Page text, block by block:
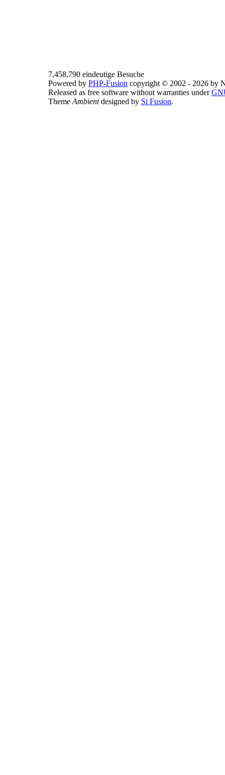
7,458,790 eindeutige Besuche
Powered by PHP-Fusion copyright © 2002 - 2026 by
Released as free software without warranties under
Theme Ambientdesigned by Si Fusion.